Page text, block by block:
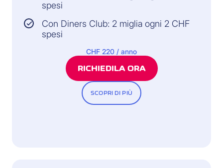
spesi
Con Diners Club: 2 miglia ogni 2 CHF
spesi
CHF 220 / anno
RICHIEDILA ORA
SCOPRI DI PIÙ